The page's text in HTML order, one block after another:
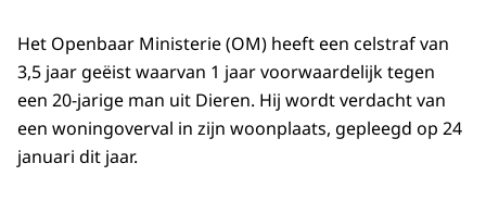
Het Openbaar Ministerie (OM) heeft een celstraf van
3,5 jaar geëist waarvan 1 jaar voorwaardelijk tegen
een 20-jarige man uit Dieren. Hij wordt verdacht van
een woningoverval in zijn woonplaats, gepleegd op 24
januari dit jaar.